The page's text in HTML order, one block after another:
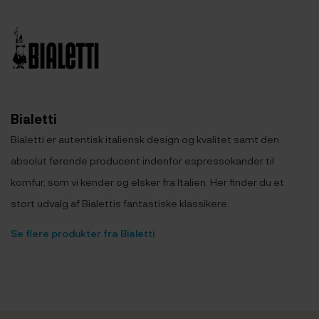
Bialetti
Bialetti er autentisk italiensk design og kvalitet samt den
absolut førende producent indenfor espressokander til
komfur, som vi kender og elsker fra Italien. Her finder du et
stort udvalg af Bialettis fantastiske klassikere.
Se flere produkter fra Bialetti